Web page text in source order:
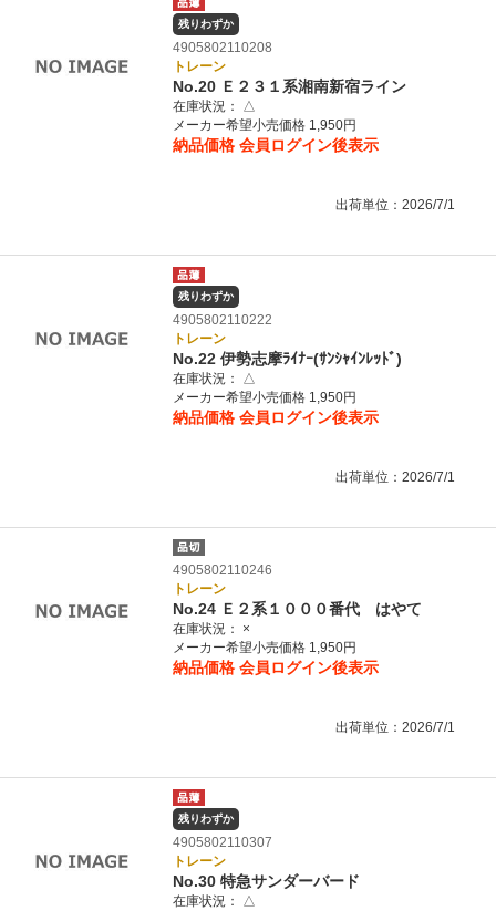
残りわずか
4905802110208
トレーン
No.20 Ｅ２３１系湘南新宿ライン
在庫状況：
△
メーカー希望小売価格 1,950円
納品価格 会員ログイン後表示
出荷単位：2026/7/1
残りわずか
4905802110222
トレーン
No.22 伊勢志摩ﾗｲﾅｰ(ｻﾝｼｬｲﾝﾚｯﾄﾞ)
在庫状況：
△
メーカー希望小売価格 1,950円
納品価格 会員ログイン後表示
出荷単位：2026/7/1
4905802110246
トレーン
No.24 Ｅ２系１０００番代 はやて
在庫状況：
×
メーカー希望小売価格 1,950円
納品価格 会員ログイン後表示
出荷単位：2026/7/1
残りわずか
4905802110307
トレーン
No.30 特急サンダーバード
在庫状況：
△